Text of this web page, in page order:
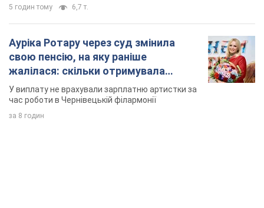
5 годин тому 6,7 т.
Ауріка Ротару через суд змінила
свою пенсію, на яку раніше
жалілася: скільки отримувала
співачка
У виплату не врахували зарплатню артистки за
час роботи в Чернівецькій філармонії
за 8 годин